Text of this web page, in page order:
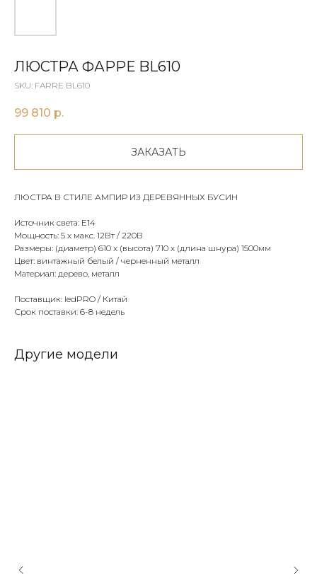
ЛЮСТРА ФАРРЕ BL610
SKU: FARRE BL610
99 810 р.
ЗАКАЗАТЬ
ЛЮСТРА В СТИЛЕ АМПИР ИЗ ДЕРЕВЯННЫХ БУСИН
Источник света: Е14
Мощность: 5 х макс. 12Вт / 220В
Размеры: (диаметр) 610 х (высота) 710 х (длина шнура) 1500мм
Цвет: винтажный белый / черненный металл
Материал: дерево, металл
Поставщик: ledPRO / Китай
Срок поставки: 6-8 недель
Другие модели